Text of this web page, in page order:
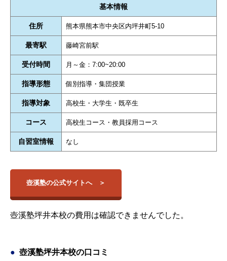
基本情報
住所 熊本県熊本市中央区内坪井町5-10
最寄駅 藤崎宮前駅
受付時間 月～金：7:00~20:00
指導形態 個別指導・集団授業
指導対象 高校生・大学生・既卒生
コース 高校生コース・教員採用コース
自習室情報 なし
壺溪塾の公式サイトへ
壺溪塾坪井本校の費用は確認できませんでした。
壺溪塾坪井本校の口コミ